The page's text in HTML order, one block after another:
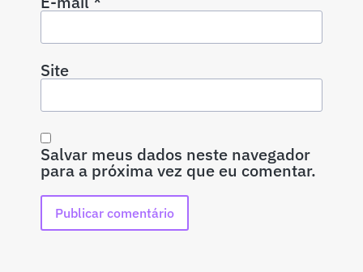
Site
Salvar meus dados neste navegador
para a próxima vez que eu comentar.